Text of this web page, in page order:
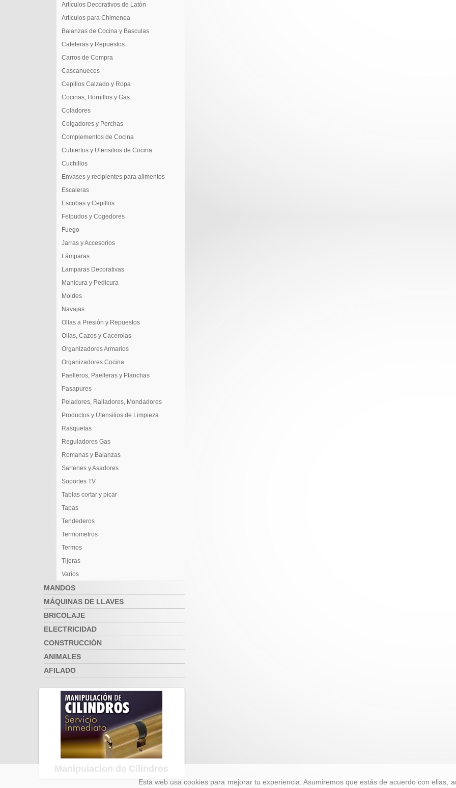
Artículos Decorativos de Latón
Artículos para Chimenea
Balanzas de Cocina y Basculas
Cafeteras y Repuestos
Carros de Compra
Cascanueces
Cepillos Calzado y Ropa
Cocinas, Hornillos y Gas
Coladores
Colgadores y Perchas
Complementos de Cocina
Cubiertos y Utensilios de Cocina
Cuchillos
Envases y recipientes para alimentos
Escaleras
Escobas y Cepillos
Felpudos y Cogedores
Fuego
Jarras y Accesorios
Lámparas
Lamparas Decorativas
Manicura y Pedicura
Moldes
Navajas
Ollas a Presión y Repuestos
Ollas, Cazos y Cacerolas
Organizadores Armarios
Organizadores Cocina
Paelleros, Paelleras y Planchas
Pasapures
Peladores, Ralladores, Mondadores
Productos y Utensilios de Limpieza
Rasquetas
Reguladores Gas
Romanas y Balanzas
Sartenes y Asadores
Soportes TV
Tablas cortar y picar
Tapas
Tendederos
Termometros
Termos
Tijeras
Varios
MANDOS
MÁQUINAS DE LLAVES
BRICOLAJE
ELECTRICIDAD
CONSTRUCCIÓN
ANIMALES
AFILADO
Manipulacion de Cilindros
Esta web usa cookies para mejorar tu experiencia. Asumiremos que estás de acuerdo con ellas,